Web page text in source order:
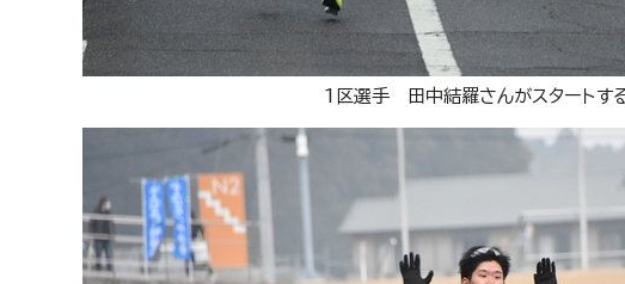
1区選手 田中結羅さんがスタートす